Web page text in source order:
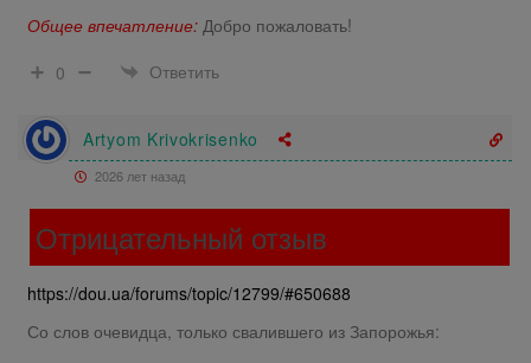
Общее впечатление: Добро пожаловать!
0
Ответить
Artyom Krivokrisenko
2026 лет назад
Отрицательный отзыв
https://dou.ua/forums/topic/12799/#650688
Со слов очевидца, только свалившего из Запорожья: